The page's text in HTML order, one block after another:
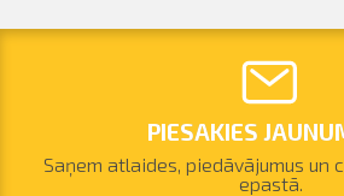
PIESAKIES
Saņem atlaides, piedāvājumus un
epastā.